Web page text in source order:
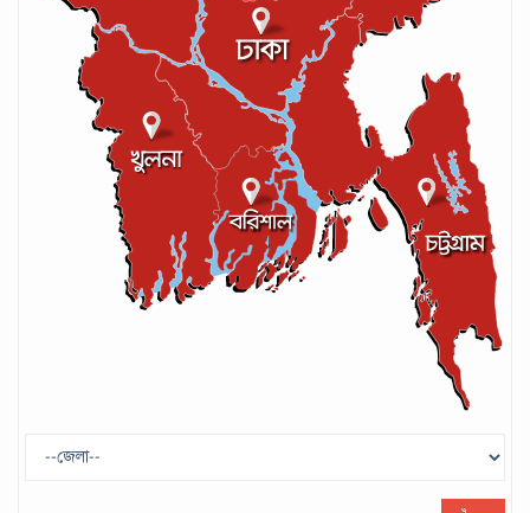
লঙ্কান কোচকে ২০ বছরের জন্য নিষিদ্ধ ঘোষণা
সেপ্টেম্বর ২০, ২০২৪
গণপরিবহনে সেবার মান বাড়ানোর দাবি ইমনের
সেপ্টেম্বর ১৩, ২০২৪
ট্রাম্প প্রশাসন ছাড়ার ঘোষণা ধনকুবের ইলন